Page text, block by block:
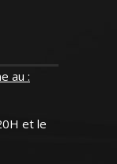
collèges et
Je suis
au sein
au :
et le